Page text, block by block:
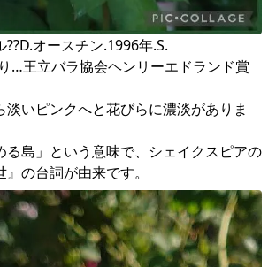
オースチン.1996年.S.
…王立バラ協会ヘンリーエドランド賞
淡いピンクへと花びらに濃淡がありま
る島」という意味で、シェイクスピアの
』の台詞が由来です。